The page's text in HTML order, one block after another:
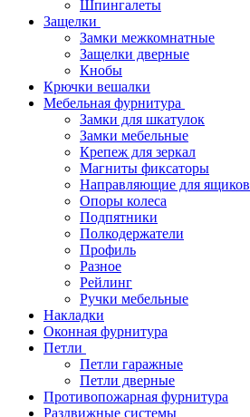
Шпингалеты
Защелки
Замки межкомнатные
Защелки дверные
Кнобы
Крючки вешалки
Мебельная фурнитура
Замки для шкатулок
Замки мебельные
Крепеж для зеркал
Магниты фиксаторы
Направляющие для ящиков
Опоры колеса
Подпятники
Полкодержатели
Профиль
Разное
Рейлинг
Ручки мебельные
Накладки
Оконная фурнитура
Петли
Петли гаражные
Петли дверные
Противопожарная фурнитура
Раздвижные системы